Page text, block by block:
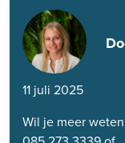
11 juli 2025
Wil je meer